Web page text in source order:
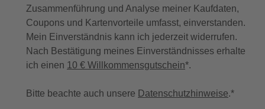
Zusammenführung und Analyse meiner Kaufdaten,
Coupons und Kartenvorteile umfasst, einverstanden.
Mein Einverständnis kann ich jederzeit widerrufen.
Nach Bestätigung meines Einverständnisses erhalte
ich einen 10 € Willkommensgutschein*.
Bitte beachte auch unsere Datenschutzhinweise.